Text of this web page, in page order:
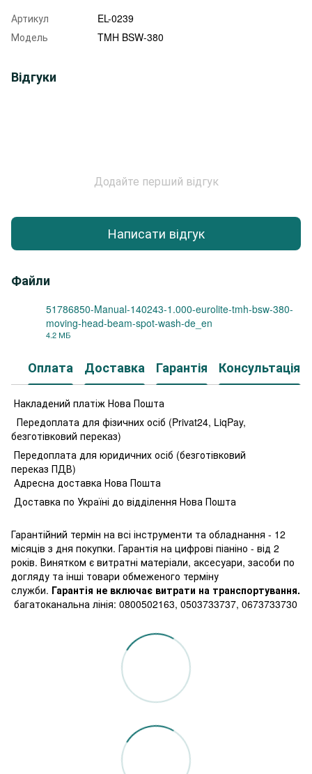
Артикул
EL-0239
Модель
TMH BSW-380
Відгуки
Додайте перший відгук
Написати відгук
Файли
51786850-Manual-140243-1.000-eurolite-tmh-bsw-380-
moving-head-beam-spot-wash-de_en
4.2 МБ
Оплата Доставка Гарантія Консультація
Накладений платіж Нова Пошта
Передоплата для фізичних осіб (Privat24, LiqPay,
безготівковий переказ)
Передоплата для юридичних осіб (безготівковий
переказ ПДВ)
Адресна доставка Нова Пошта
Доставка по Україні до відділення Нова Пошта
Гарантійний термін на всі інструменти та обладнання - 12
місяців з дня покупки. Гарантія на цифрові піаніно - від 2
років. Винятком є витратні матеріали, аксесуари, засоби по
догляду та інші товари обмеженого терміну
служби. Гарантія не включає витрати на транспортування.
багатоканальна лінія: 0800502163, 0503733737, 0673733730